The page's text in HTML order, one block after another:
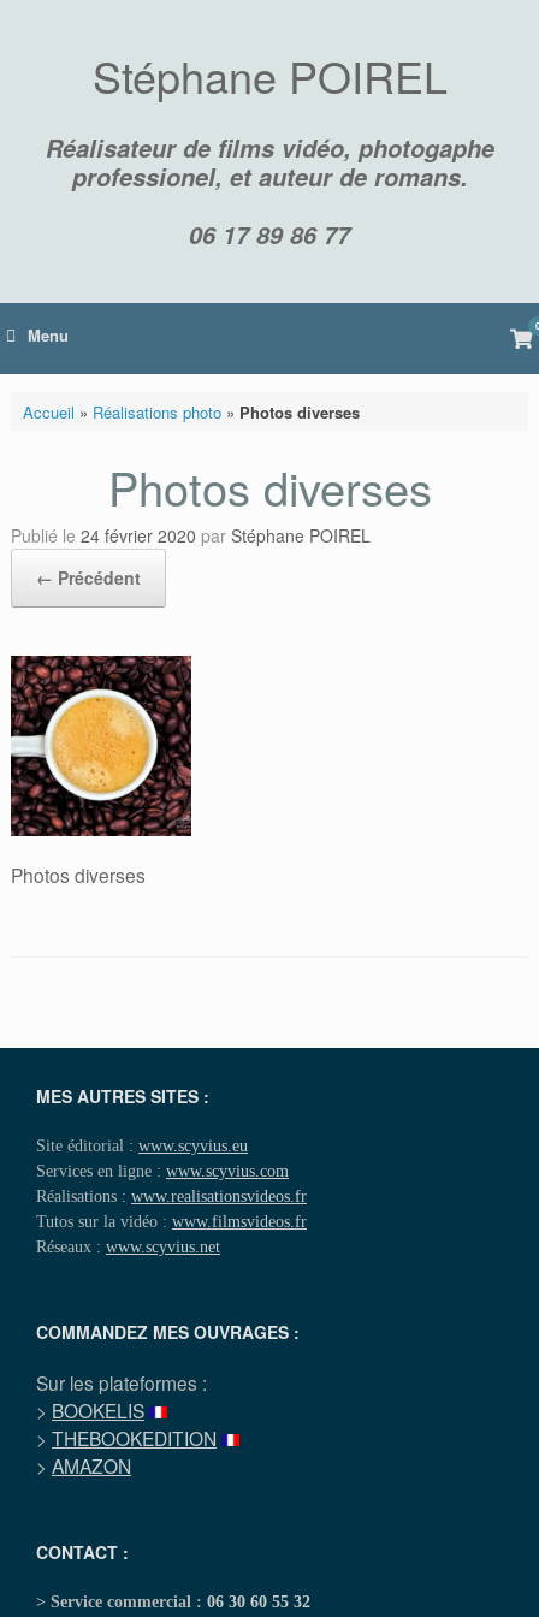
Stéphane POIREL
Réalisateur de films vidéo, photogaphe
professionel, et auteur de romans.
06 17 89 86 77
Menu 0
Accueil » Réalisations photo» Photos diverses
Photos diverses
Publié le 24 février 2020 par Stéphane POIREL
← Précédent
Photos diverses
MES AUTRES SITES :
Site éditorial : www.scyvius.eu
Services en ligne : www.scyvius.com
Réalisations : www.realisationsvideos.fr
Tutos sur la vidéo : www.filmsvideos.fr
Réseaux : www.scyvius.net
COMMANDEZ MES OUVRAGES :
Sur les plateformes :
> BOOKELIS
> THEBOOKEDITION
> AMAZON
CONTACT :
> Service commercial : 06 30 60 55 32